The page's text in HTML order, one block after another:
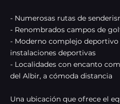
- Numerosas rutas de
- Renombrados campos de
- Moderno complejo deportivo
instalaciones deportivas
- Localidades con encanto
del Albir, a cómoda distancia
Una ubicación que ofrece el